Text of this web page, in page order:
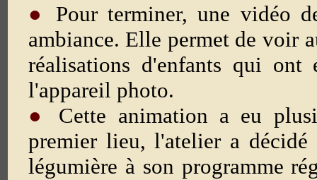
●
Pour terminer, une vidéo
ambiance. Elle permet de voir
réalisations d'enfants qui ont
l'appareil photo.
●
Cette animation a eu
premier lieu, l'atelier a
légumière à son programme